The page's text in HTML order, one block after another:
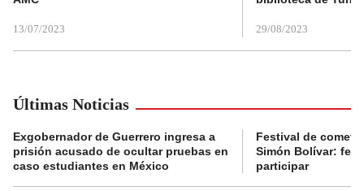
13/07/2023 29/08/2023
Últimas Noticias
Exgobernador de Guerrero ingresa a
prisión acusado de ocultar pruebas en
caso estudiantes en México
Festival de
Simón Bolívar:
participar